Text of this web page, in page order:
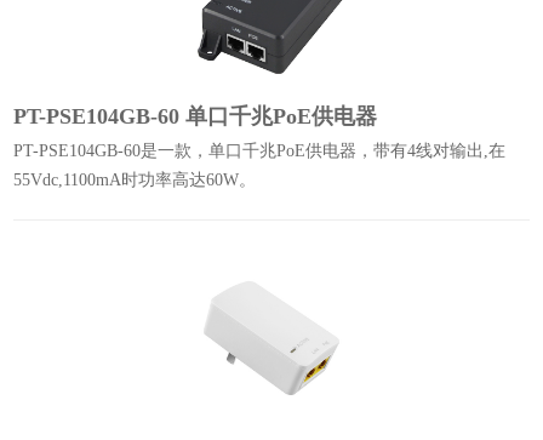
PT-PSE104GB-60 单口千兆PoE供电器
PT-PSE104GB-60是一款，单口千兆PoE供电器，带有4线对输出,在
55Vdc,1100mA时功率高达60W。